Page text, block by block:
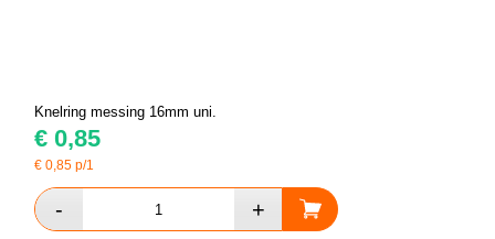
Knelring messing 16mm uni.
€ 0,85
€0,85 p/1